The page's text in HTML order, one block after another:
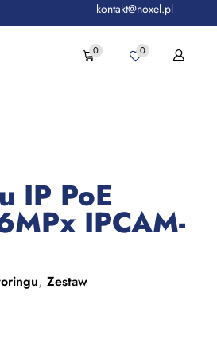
kontakt@noxel.pl
0 0
IP PoE
IPCAM-
,Zestaw